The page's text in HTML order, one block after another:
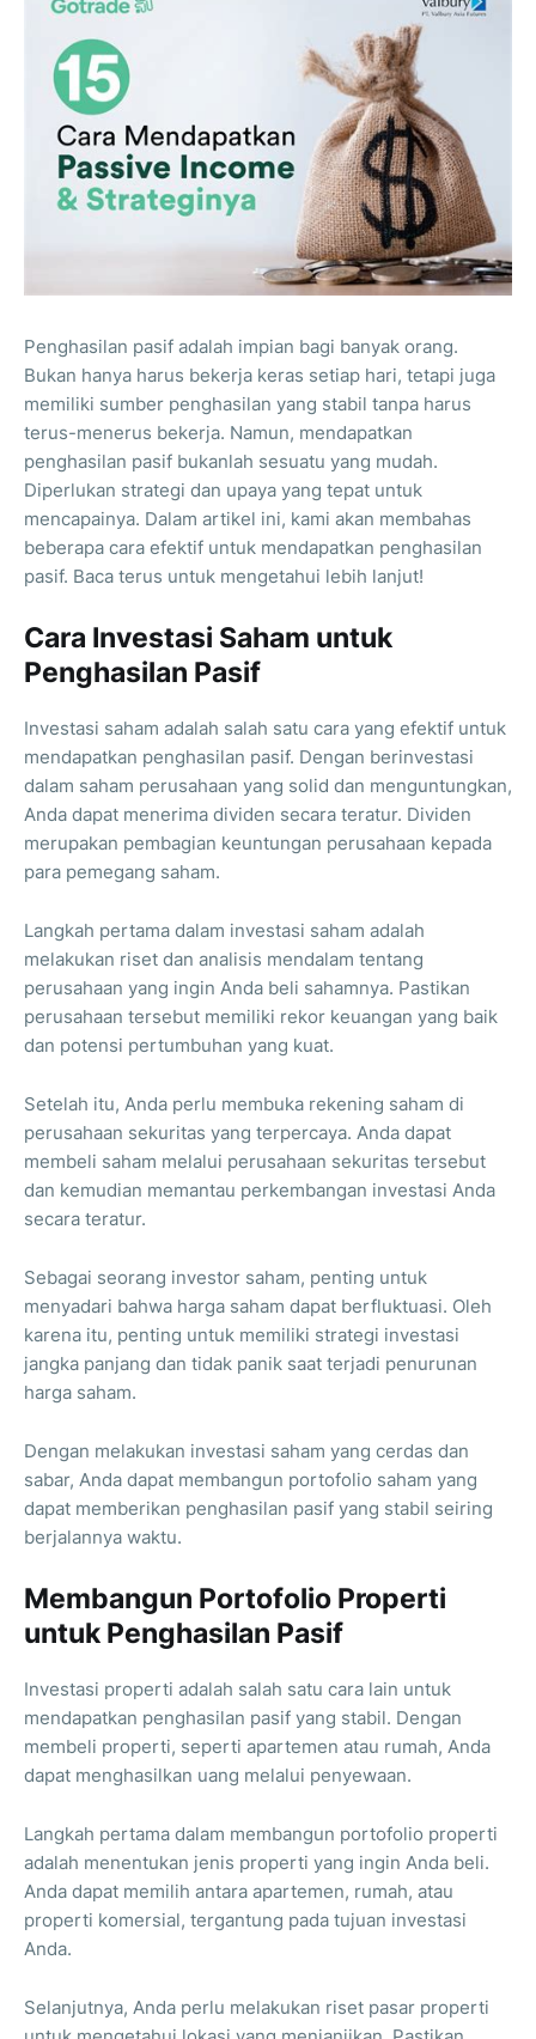
Penghasilan pasif adalah impian bagi banyak orang.
Bukan hanya harus bekerja keras setiap hari, tetapi juga
memiliki sumber penghasilan yang stabil tanpa harus
terus-menerus bekerja. Namun, mendapatkan
penghasilan pasif bukanlah sesuatu yang mudah.
Diperlukan strategi dan upaya yang tepat untuk
mencapainya. Dalam artikel ini, kami akan membahas
beberapa cara efektif untuk mendapatkan penghasilan
pasif. Baca terus untuk mengetahui lebih lanjut!
Cara Investasi Saham untuk
Penghasilan Pasif
Investasi saham adalah salah satu cara yang efektif untuk
mendapatkan penghasilan pasif. Dengan berinvestasi
dalam saham perusahaan yang solid dan menguntungkan,
Anda dapat menerima dividen secara teratur. Dividen
merupakan pembagian keuntungan perusahaan kepada
para pemegang saham.
Langkah pertama dalam investasi saham adalah
melakukan riset dan analisis mendalam tentang
perusahaan yang ingin Anda beli sahamnya. Pastikan
perusahaan tersebut memiliki rekor keuangan yang baik
dan potensi pertumbuhan yang kuat.
Setelah itu, Anda perlu membuka rekening saham di
perusahaan sekuritas yang terpercaya. Anda dapat
membeli saham melalui perusahaan sekuritas tersebut
dan kemudian memantau perkembangan investasi Anda
secara teratur.
Sebagai seorang investor saham, penting untuk
menyadari bahwa harga saham dapat berfluktuasi. Oleh
karena itu, penting untuk memiliki strategi investasi
jangka panjang dan tidak panik saat terjadi penurunan
harga saham.
Dengan melakukan investasi saham yang cerdas dan
sabar, Anda dapat membangun portofolio saham yang
dapat memberikan penghasilan pasif yang stabil seiring
berjalannya waktu.
Membangun Portofolio Properti
untuk Penghasilan Pasif
Investasi properti adalah salah satu cara lain untuk
mendapatkan penghasilan pasif yang stabil. Dengan
membeli properti, seperti apartemen atau rumah, Anda
dapat menghasilkan uang melalui penyewaan.
Langkah pertama dalam membangun portofolio properti
adalah menentukan jenis properti yang ingin Anda beli.
Anda dapat memilih antara apartemen, rumah, atau
properti komersial, tergantung pada tujuan investasi
Anda.
Selanjutnya, Anda perlu melakukan riset pasar properti